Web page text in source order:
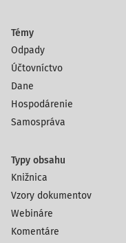
Témy
Odpady
Účtovníctvo
Dane
Hospodárenie
Samospráva
Typy obsahu
Knižnica
Vzory dokumentov
Webináre
Komentáre